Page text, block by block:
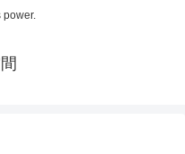
power.